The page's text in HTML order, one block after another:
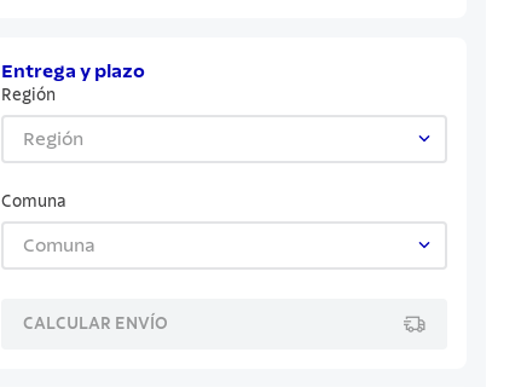
Entrega y plazo
Región
Región
Comuna
Comuna
CALCULAR ENVÍO